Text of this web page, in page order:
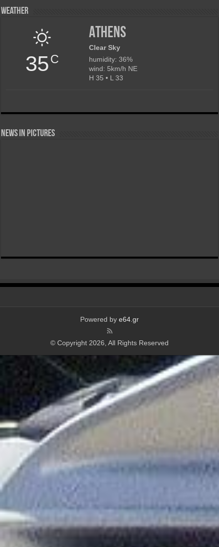
Weather
35C
Athens
Clear Sky
humidity: 36%
wind: 5km/h NE
H 35 • L 33
News in Pictures
Powered by e64.gr
© Copyright 2026, All Rights Reserved